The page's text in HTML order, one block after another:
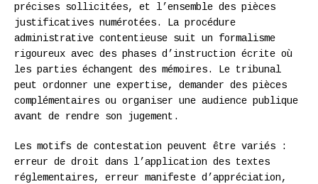
précises sollicitées, et l’ensemble des pièces
justificatives numérotées. La procédure
administrative contentieuse suit un formalisme
rigoureux avec des phases d’instruction écrite où
les parties échangent des mémoires. Le tribunal
peut ordonner une expertise, demander des pièces
complémentaires ou organiser une audience publique
avant de rendre son jugement.
Les motifs de contestation peuvent être variés :
erreur de droit dans l’application des textes
réglementaires, erreur manifeste d’appréciation,